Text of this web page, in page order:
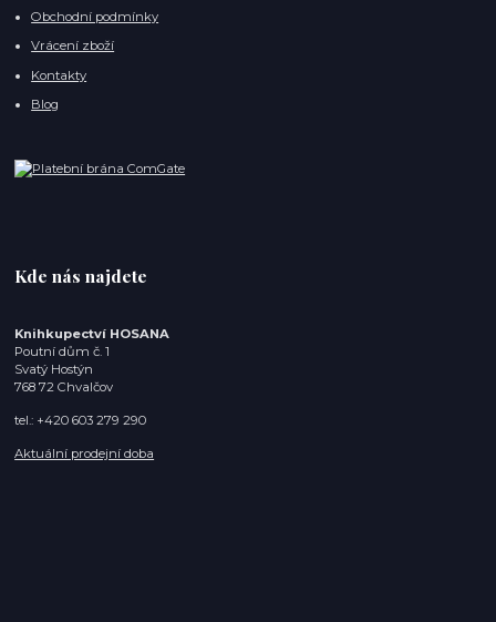
Obchodní podmínky
Vrácení zboží
Kontakty
Blog
Kde nás najdete
Knihkupectví HOSANA
Poutní dům č. 1
Svatý Hostýn
768 72 Chvalčov
tel.: +420 603 279 290
Aktuální prodejní doba